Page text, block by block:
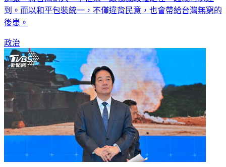
到。而以和平包裝統一，不僅違背民意，也會帶給台灣無窮的
後患。
政治